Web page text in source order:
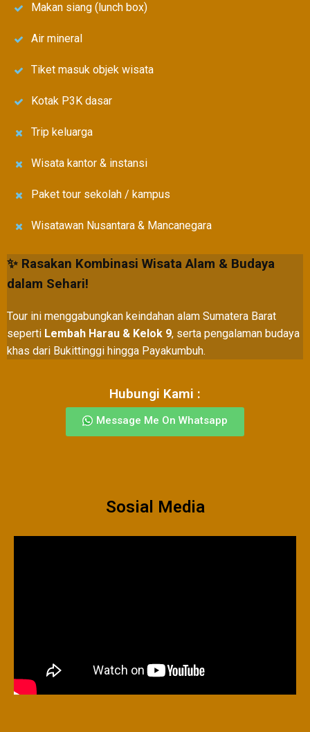
Makan siang (lunch box)
Air mineral
Tiket masuk objek wisata
Kotak P3K dasar
Trip keluarga
Wisata kantor & instansi
Paket tour sekolah / kampus
Wisatawan Nusantara & Mancanegara
✨ Rasakan Kombinasi Wisata Alam & Budaya
dalam Sehari!
Tour ini menggabungkan keindahan alam Sumatera Barat
seperti Lembah Harau & Kelok 9, serta pengalaman budaya
khas dari Bukittinggi hingga Payakumbuh.
Hubungi Kami :
Message Me On Whatsapp
Sosial Media